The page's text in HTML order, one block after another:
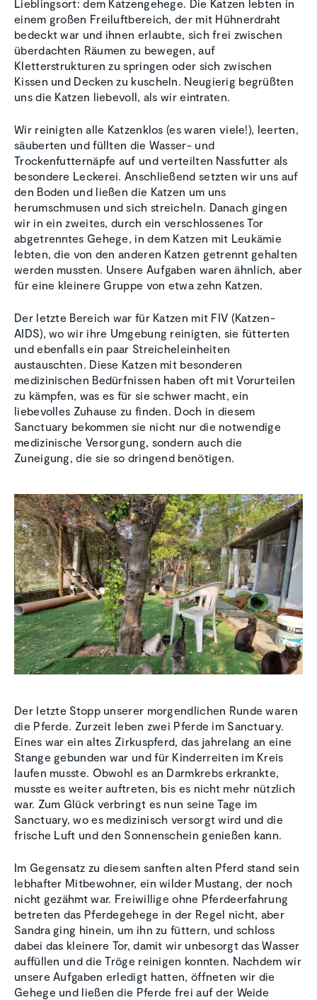
Lieblingsort: dem Katzengehege. Die Katzen lebten in
einem großen Freiluftbereich, der mit Hühnerdraht
bedeckt war und ihnen erlaubte, sich frei zwischen
überdachten Räumen zu bewegen, auf
Kletterstrukturen zu springen oder sich zwischen
Kissen und Decken zu kuscheln. Neugierig begrüßten
uns die Katzen liebevoll, als wir eintraten.
Wir reinigten alle Katzenklos (es waren viele!), leerten,
säuberten und füllten die Wasser- und
Trockenfutternäpfe auf und verteilten Nassfutter als
besondere Leckerei. Anschließend setzten wir uns auf
den Boden und ließen die Katzen um uns
herumschmusen und sich streicheln. Danach gingen
wir in ein zweites, durch ein verschlossenes Tor
abgetrenntes Gehege, in dem Katzen mit Leukämie
lebten, die von den anderen Katzen getrennt gehalten
werden mussten. Unsere Aufgaben waren ähnlich, aber
für eine kleinere Gruppe von etwa zehn Katzen.
Der letzte Bereich war für Katzen mit FIV (Katzen-
AIDS), wo wir ihre Umgebung reinigten, sie fütterten
und ebenfalls ein paar Streicheleinheiten
austauschten. Diese Katzen mit besonderen
medizinischen Bedürfnissen haben oft mit Vorurteilen
zu kämpfen, was es für sie schwer macht, ein
liebevolles Zuhause zu finden. Doch in diesem
Sanctuary bekommen sie nicht nur die notwendige
medizinische Versorgung, sondern auch die
Zuneigung, die sie so dringend benötigen.
Der letzte Stopp unserer morgendlichen Runde waren
die Pferde. Zurzeit leben zwei Pferde im Sanctuary.
Eines war ein altes Zirkuspferd, das jahrelang an eine
Stange gebunden war und für Kinderreiten im Kreis
laufen musste. Obwohl es an Darmkrebs erkrankte,
musste es weiter auftreten, bis es nicht mehr nützlich
war. Zum Glück verbringt es nun seine Tage im
Sanctuary, wo es medizinisch versorgt wird und die
frische Luft und den Sonnenschein genießen kann.
Im Gegensatz zu diesem sanften alten Pferd stand sein
lebhafter Mitbewohner, ein wilder Mustang, der noch
nicht gezähmt war. Freiwillige ohne Pferdeerfahrung
betreten das Pferdegehege in der Regel nicht, aber
Sandra ging hinein, um ihn zu füttern, und schloss
dabei das kleinere Tor, damit wir unbesorgt das Wasser
auffüllen und die Tröge reinigen konnten. Nachdem wir
unsere Aufgaben erledigt hatten, öffneten wir die
Gehege und ließen die Pferde frei auf der Weide